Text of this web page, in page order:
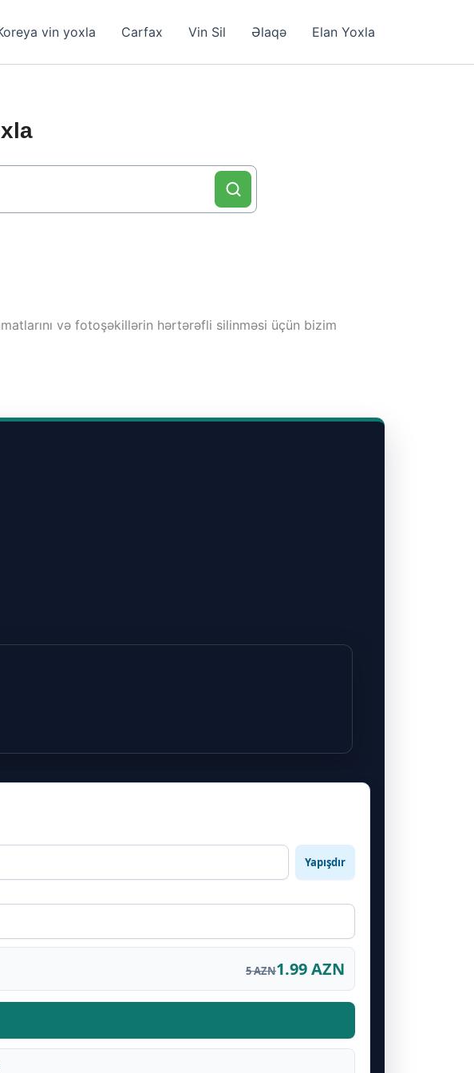
vin yoxla Carfax Vin Sil Əlaqə Elan Yoxla
və fotoşəkillərin hərtərəfli silinməsi üçün bizim
Yapışdır
5 AZN1.99 AZN